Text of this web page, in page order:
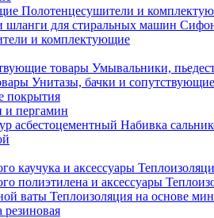
Полотенцесушители и
и комплектующие
Умывальники,
Унитазы, бачки и
покрытия
и пергамин
Набивка
Теплоизоляция на основе
резиновая